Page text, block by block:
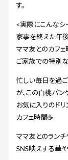
す。
<実際にこんなシ
家事を終えた午
ママ友とのカフェ
ご家族での特別
忙しい毎日を過
が、この白桃パン
お気に入りのド
カフェ時間☕️
ママ友とのラン
SNS映えする華